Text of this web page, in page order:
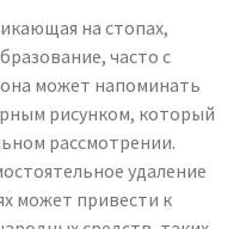
на стопах,
часто с
может напоминать
рисунком, который
рассмотрении.
удаление
может привести к